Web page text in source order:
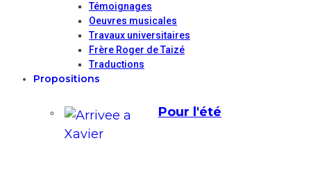
Témoignages
Oeuvres musicales
Travaux universitaires
Frère Roger de Taizé
Traductions
Propositions
Pour l'été